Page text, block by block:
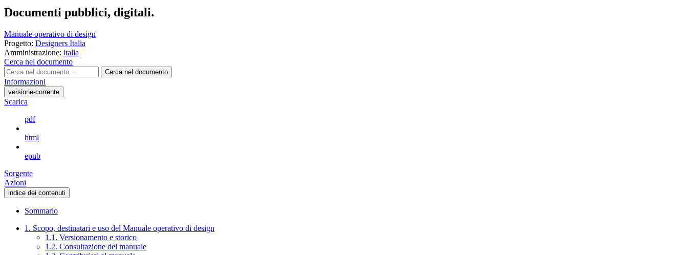
Documenti pubblici, digitali.
Manuale operativo di design
Progetto: Designers Italia
Amministrazione: italia
Cerca nel documento
Cerca nel documento
Informazioni
versione-corrente
Scarica
pdf
html
epub
Sorgente
Azioni
indice dei contenuti
Sommario
1. Scopo, destinatari e uso del Manuale operativo di design
1.1. Versionamento e storico
1.2. Consultazione del manuale